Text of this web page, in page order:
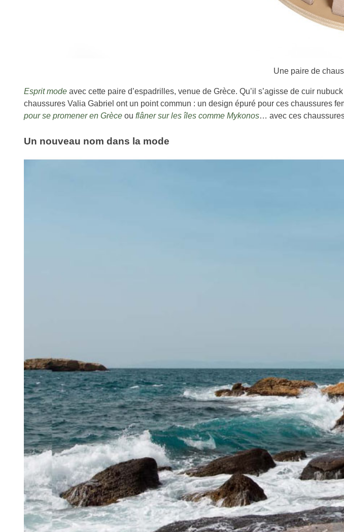
Une paire de
Esprit mode avec cette paire d’espadrilles, venue de Grèce. Qu’il s’agisse de cuir
chaussures Valia Gabriel ont un point commun : un design épuré pour ces chaussures
pour se promener en Grèce ou flâner sur les îles comme Mykonos… avec ces
Un nouveau nom dans la mode